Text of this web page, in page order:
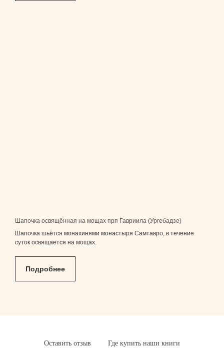
Шапочка освящённая на мощах прп Гавриила (Ургебадзе)
Шапочка шьётся монахинями монастыря Самтавро, в течение
суток освящается на мощах.
Подробнее
Оставить отзыв Где купить наши книги